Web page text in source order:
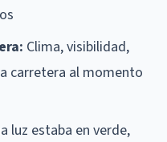
Clima, visibilidad,
carretera al momento
luz estaba en verde,